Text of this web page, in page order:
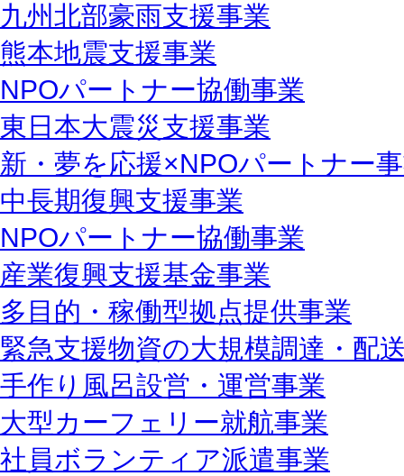
九州北部豪雨支援事業
熊本地震支援事業
NPOパートナー協働事業
東日本大震災支援事業
新・夢を応援×NPOパートナー
中長期復興支援事業
NPOパートナー協働事業
産業復興支援基金事業
多目的・稼働型拠点提供事業
緊急支援物資の大規模調達・配
手作り風呂設営・運営事業
大型カーフェリー就航事業
社員ボランティア派遣事業